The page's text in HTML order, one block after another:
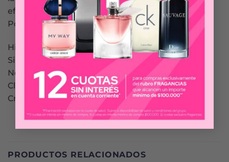
efecto antioxidante gracias a nuestros exclusivos
Polifenoles de UVA.
Hipoalergénica
Sin Parabenos
No comedogénico
Clínica y dermatológicamente testeado
Cruelty Free
PRODUCTOS RELACIONADOS